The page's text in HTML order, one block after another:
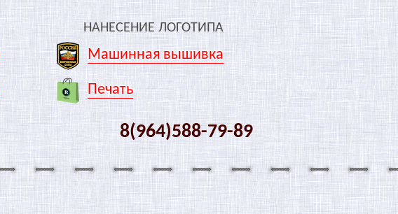
НАНЕСЕНИЕ ЛОГОТИПА
Машинная вышивка
Печать
8(964)588-79-89